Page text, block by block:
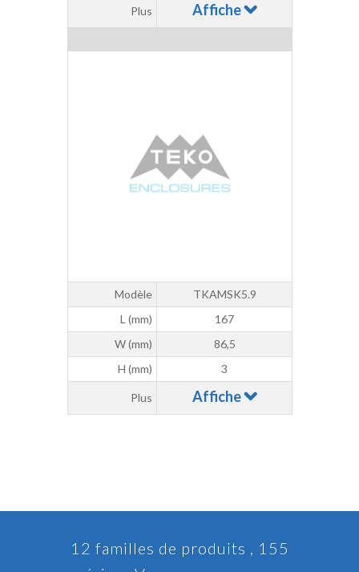
Plus Affiche
Modèle
TKAMSK5.9
L (mm)
167
W (mm)
86,5
H (mm)
3
Plus Affiche
12 familles de produits , 155